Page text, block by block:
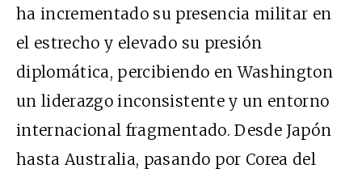
ha incrementado su presencia militar en
el estrecho y elevado su presión
diplomática, percibiendo en Washington
un liderazgo inconsistente y un entorno
internacional fragmentado. Desde Japón
hasta Australia, pasando por Corea del